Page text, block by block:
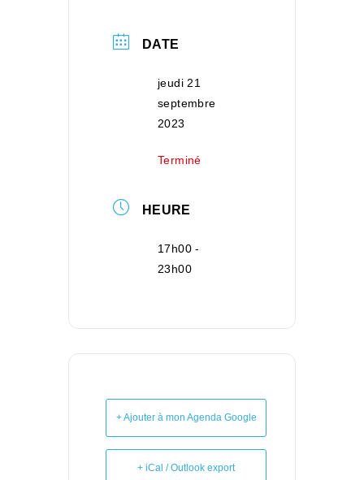
DATE
jeudi 21
septembre
2023
Terminé
HEURE
17h00 -
23h00
+ Ajouter à mon Agenda Google
+ iCal / Outlook export